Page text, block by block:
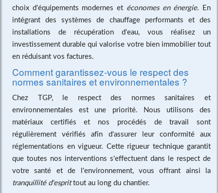
choix d'équipements modernes et économes en énergie. En
intégrant des systèmes de chauffage performants et des
installations de récupération d'eau, vous réalisez un
investissement durable qui valorise votre bien immobilier tout
en réduisant vos factures.
Comment garantissez-vous le respect des
normes sanitaires et environnementales ?
Chez TGP, le respect des normes sanitaires et
environnementales est une priorité. Nous utilisons des
matériaux certifiés et nos procédés de travail sont
régulièrement vérifiés afin d'assurer leur conformité aux
réglementations en vigueur. Cette rigueur technique garantit
que toutes nos interventions s'effectuent dans le respect de
votre santé et de l'environnement, vous offrant ainsi la
tranquillité d'esprittout au long du chantier.